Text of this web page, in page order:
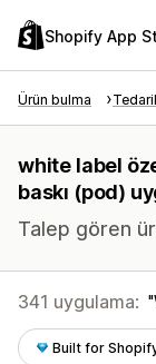
Shopify App
Ürün bulma
white label
baskı (pod)
Talep gören
341 uygulama:
Built for